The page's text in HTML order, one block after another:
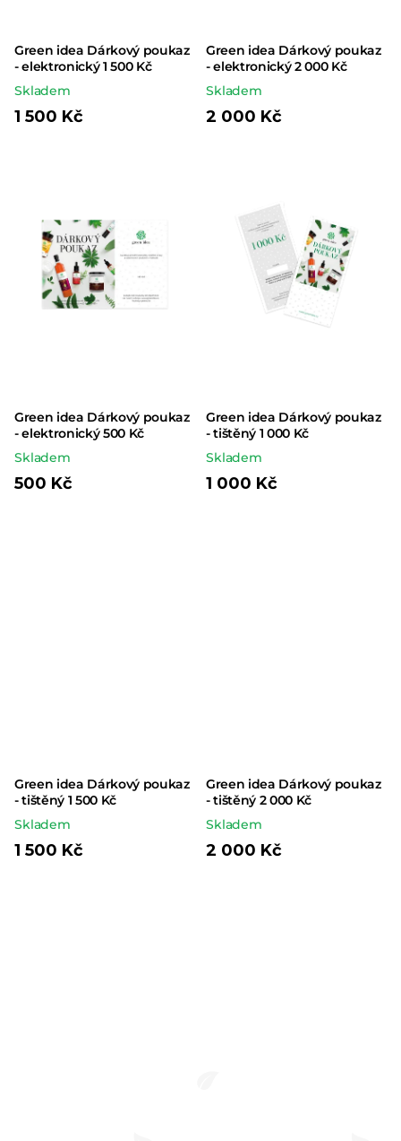
Green idea Dárkový poukaz
- elektronický 1 500 Kč
Skladem
1 500 Kč
Green idea Dárkový poukaz
- elektronický 2 000 Kč
Skladem
2 000 Kč
Green idea Dárkový poukaz
- elektronický 500 Kč
Skladem
500 Kč
Green idea Dárkový poukaz
- tištěný 1 000 Kč
Skladem
1 000 Kč
Green idea Dárkový poukaz
- tištěný 1 500 Kč
Skladem
1 500 Kč
Green idea Dárkový poukaz
- tištěný 2 000 Kč
Skladem
2 000 Kč